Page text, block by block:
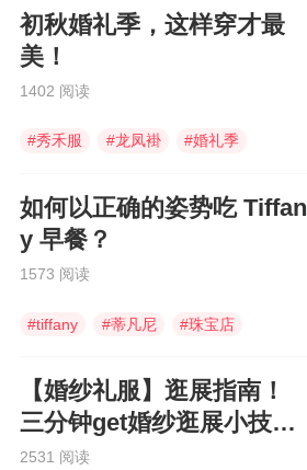
初秋婚礼季，这样穿才最
美！
1402 阅读
#秀禾服 #龙凤褂 #婚礼季
如何以正确的姿势吃 Tiffan
y 早餐？
1573 阅读
#tiffany #蒂凡尼 #珠宝店
【婚纱礼服】逛展指南！
三分钟get婚纱逛展小技
巧！
2531 阅读